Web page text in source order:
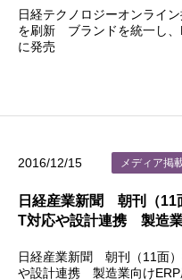
日経テクノロジーオンライ
を刷新 ブランドを統一し、
に発売
2016/12/15 メディア掲
日経産業新聞 朝刊（
T対応や設計連携 製造
日経産業新聞 朝刊（11面
や設計連携 製造業向けERP